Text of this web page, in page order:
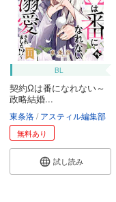
BL
契約Ωは番になれない～
政略結婚...
東条洛 アスティル編集部
無料あり
試し読み